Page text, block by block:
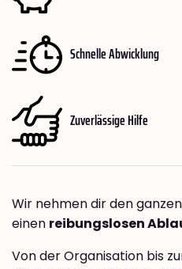
Schnelle Abwicklung
Zuverlässige Hilfe
Wir nehmen dir den
einen reibungslosen
Von der Organisation bis